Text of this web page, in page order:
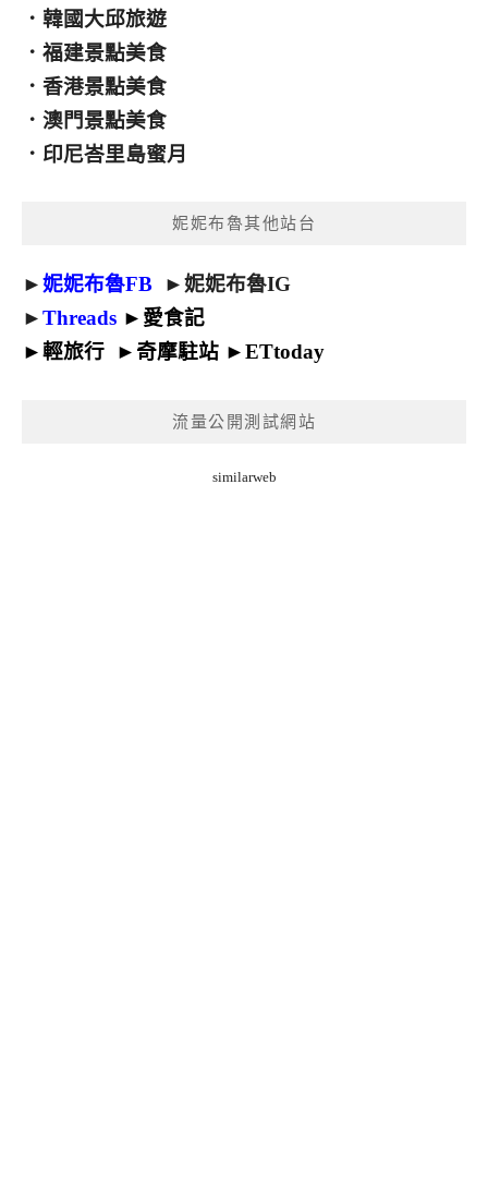
． 韓國大邱旅遊
． 福建景點美食
． 香港景點美食
． 澳門景點美食
． 印尼峇里島蜜月
妮妮布魯其他站台
►妮妮布魯FB ►妮妮布魯IG
►Threads ► 愛食記
►輕旅行 ► 奇摩駐站 ►ETtoday
流量公開測試網站
similarweb